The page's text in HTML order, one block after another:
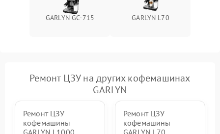
GARLYN GC-715 GARLYN L70
Ремонт ЦЗУ на других кофемашинах
GARLYN
Ремонт ЦЗУ
кофемашины
Ремонт ЦЗУ
кофемашины